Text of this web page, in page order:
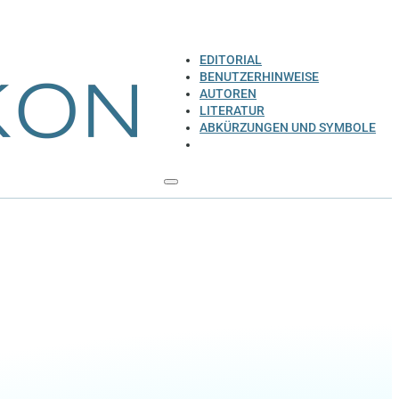
EDITORIAL
BENUTZERHINWEISE
AUTOREN
LITERATUR
ABKÜRZUNGEN UND SYMBOLE